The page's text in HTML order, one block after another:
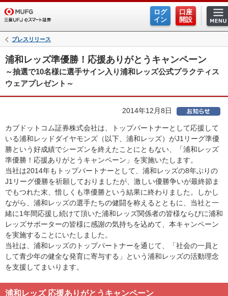
ログ
イン
口座
開設
プレスリリース
浦和レッズ準優勝！応援ありがとうキャンペーン
～抽選で10名様に選手サイン入り浦和レッズ公式プラクティス
ウェアプレゼント～
2014年12月8日
カブドットコム証券株式会社は、トップパートナーとして応援して
いる浦和レッドダイヤモンズ（以下、浦和レッズ）がJ1リーグ準優
勝という好成績でシーズンを終えたことにともない、「浦和レッズ
準優勝！応援ありがとうキャンペーン」を実施いたします。
当社は2014年もトップパートナーとして、浦和レッズの8年ぶりの
J1リーグ優勝を祈願しておりましたが、激しい優勝争いが最終節ま
でもつれた末、惜しくも準優勝という結果に終わりました。しかし
ながら、浦和レッズの選手たちの健闘を称えるとともに、当社と一
緒に1年間応援し続けて頂いた浦和レッズ関係者の皆様ならびに浦和
レッズサポーターの皆様に感謝の気持ちを込めて、本キャンペーン
を実施することにいたしました。
当社は、浦和レッズのトップパートナーを通じて、「社会の一員と
して青少年の健全な発育に寄与する」という浦和レッズの活動理念
を支援してまいります。
浦和レッズ 応援ありがとうキャンペーン